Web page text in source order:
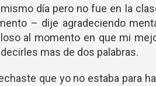
día pero no fue en la
– dije agradeciendo
al momento en que mi
mas de dos palabras.
que yo no estaba para